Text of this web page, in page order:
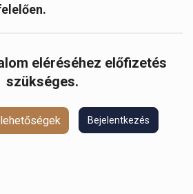
eléréséhez előfizetés
szükséges.
Bejelentkezés